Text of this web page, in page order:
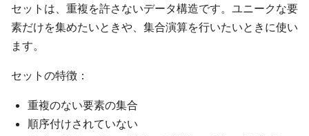
セットは、重複を許さないデータ構造です。ユニークな要
素だけを集めたいときや、集合演算を行いたいときに使い
ます。
セットの特徴：
重複のない要素の集合
順序付けされていない